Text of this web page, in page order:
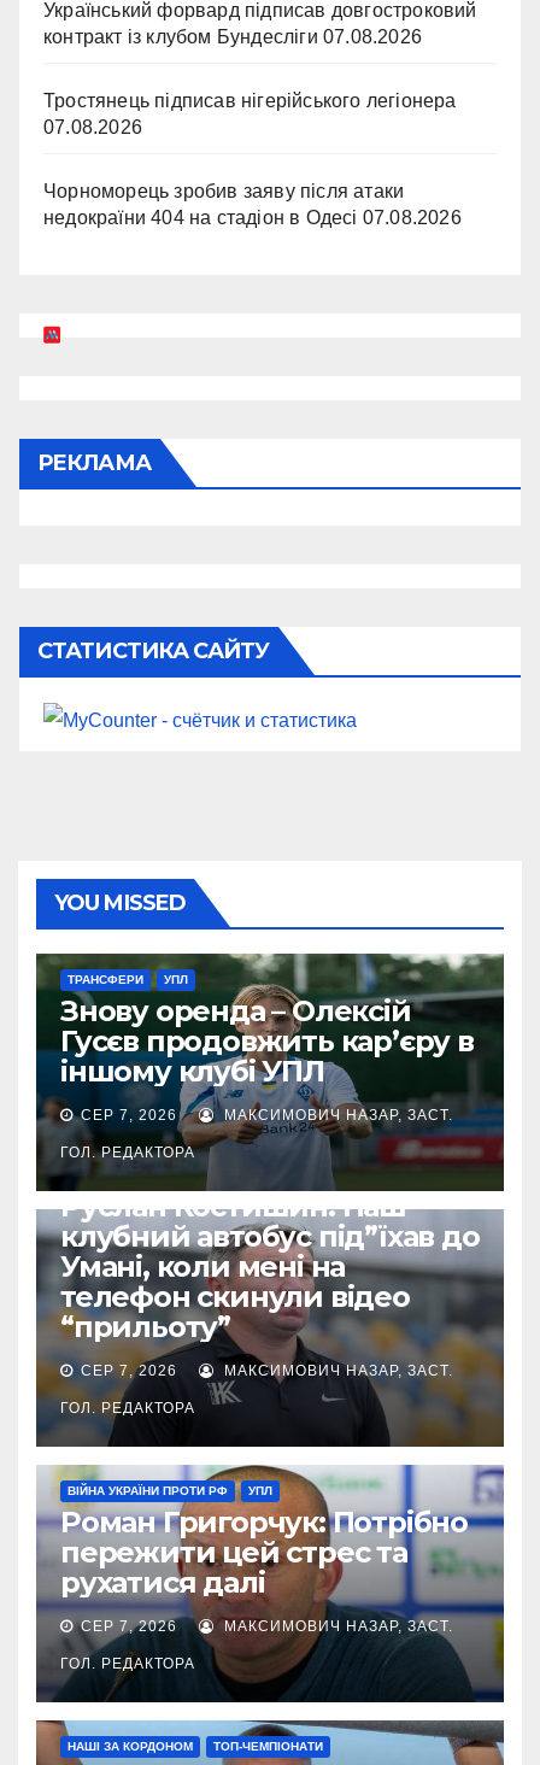
Український форвард підписав довгостроковий
контракт із клубом Бундесліги 07.08.2026
Тростянець підписав нігерійського легіонера
07.08.2026
Чорноморець зробив заяву після атаки
недокраїни 404 на стадіон в Одесі 07.08.2026
РЕКЛАМА
СТАТИСТИКА САЙТУ
YOU MISSED
ТРАНСФЕРИ УПЛ
Знову оренда – Олексій
Гусєв продовжить кар’єру в
іншому клубі УПЛ
СЕР 7, 2026 МАКСИМОВИЧ НАЗАР, ЗАСТ.
ГОЛ. РЕДАКТОРА
ВІЙНА УКРАЇНИ ПРОТИ РФ
Руслан Костишин: Наш
клубний автобус під”їхав до
Умані, коли мені на
телефон скинули відео
“прильоту”
СЕР 7, 2026 МАКСИМОВИЧ НАЗАР, ЗАСТ.
ГОЛ. РЕДАКТОРА
ВІЙНА УКРАЇНИ ПРОТИ РФ УПЛ
Роман Григорчук: Потрібно
пережити цей стрес та
рухатися далі
СЕР 7, 2026 МАКСИМОВИЧ НАЗАР, ЗАСТ.
ГОЛ. РЕДАКТОРА
НАШІ ЗА КОРДОНОМ ТОП-ЧЕМПІОНАТИ